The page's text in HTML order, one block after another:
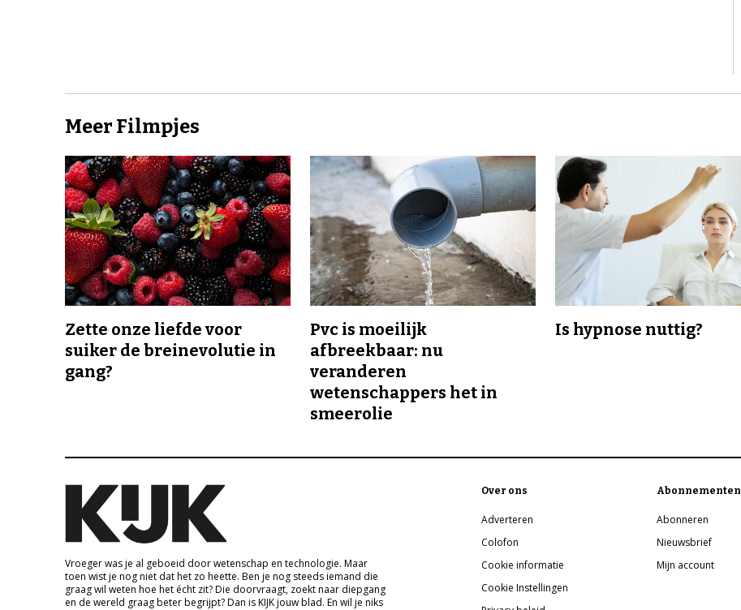
Meer Filmpjes
Zette onze liefde voor
suiker de breinevolutie in
gang?
Pvc is moeilijk
afbreekbaar: nu
veranderen
wetenschappers het in
smeerolie
Is hypnose nuttig?
Vroeger was je al geboeid door wetenschap en technologie. Maar
toen wist je nog niet dat het zo heette. Ben je nog steeds iemand die
graag wil weten hoe het écht zit? Die doorvraagt, zoekt naar diepgang
en de wereld graag beter begrijpt? Dan is KIJK jouw blad. En wil je niks
Over ons
Adverteren
Colofon
Cookie informatie
Cookie Instellingen
Abonnementen
Abonneren
Nieuwsbrief
Mijn account